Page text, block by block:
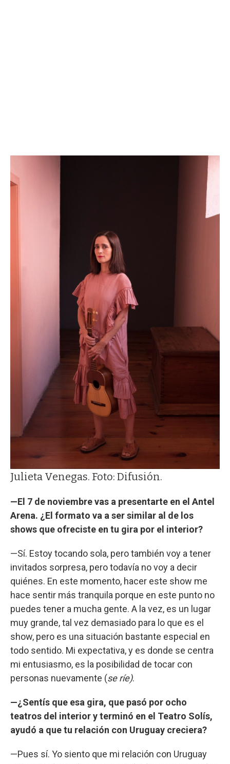
Julieta Venegas. Foto: Difusión.
—El 7 de noviembre vas a presentarte en el Antel
Arena. ¿El formato va a ser similar al de los
shows que ofreciste en tu gira por el interior?
—Sí. Estoy tocando sola, pero también voy a tener
invitados sorpresa, pero todavía no voy a decir
quiénes. En este momento, hacer este show me
hace sentir más tranquila porque en este punto no
puedes tener a mucha gente. A la vez, es un lugar
muy grande, tal vez demasiado para lo que es el
show, pero es una situación bastante especial en
todo sentido. Mi expectativa, y es donde se centra
mi entusiasmo, es la posibilidad de tocar con
personas nuevamente (se ríe).
—¿Sentís que esa gira, que pasó por ocho
teatros del interior y terminó en el Teatro Solís,
ayudó a que tu relación con Uruguay creciera?
—Pues sí. Yo siento que mi relación con Uruguay